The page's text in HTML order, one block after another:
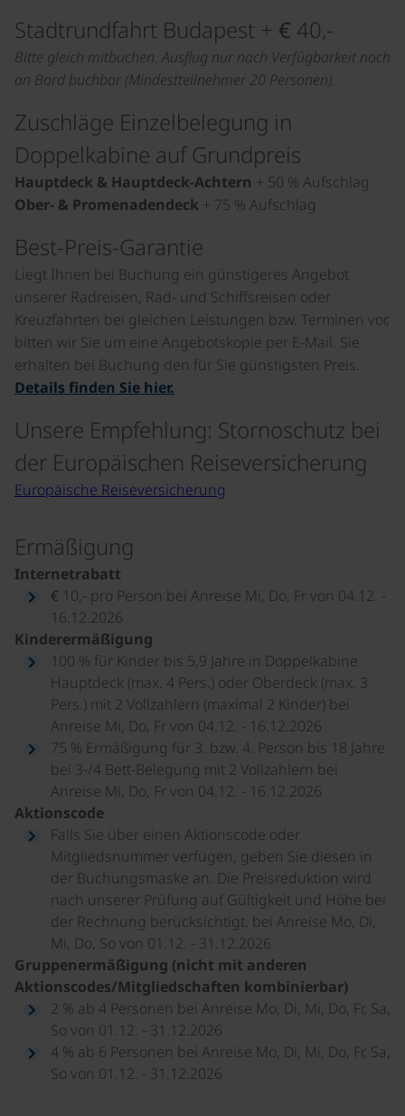
Stadtrundfahrt Budapest + € 40,-
Bitte gleich mitbuchen. Ausflug nur nach Verfügbarkeit noch
an Bord buchbar (Mindestteilnehmer 20 Personen).
Zuschläge Einzelbelegung in
Doppelkabine auf Grundpreis
Hauptdeck & Hauptdeck-Achtern + 50 % Aufschlag
Ober- & Promenadendeck + 75 % Aufschlag
Best-Preis-Garantie
Liegt Ihnen bei Buchung ein günstigeres Angebot
unserer Radreisen, Rad- und Schiffsreisen oder
Kreuzfahrten bei gleichen Leistungen bzw. Terminen vor,
bitten wir Sie um eine Angebotskopie per E-Mail. Sie
erhalten bei Buchung den für Sie günstigsten Preis.
Details finden Sie hier.
Unsere Empfehlung: Stornoschutz bei
der Europäischen Reiseversicherung
Europäische Reiseversicherung
Ermäßigung
Internetrabatt
€ 10,- pro Person bei Anreise Mi, Do, Fr von 04.12. -
16.12.2026
Kinderermäßigung
100 % für Kinder bis 5,9 Jahre in Doppelkabine
Hauptdeck (max. 4 Pers.) oder Oberdeck (max. 3
Pers.) mit 2 Vollzahlern (maximal 2 Kinder) bei
Anreise Mi, Do, Fr von 04.12. - 16.12.2026
75 % Ermäßigung für 3. bzw. 4. Person bis 18 Jahre
bei 3-/4 Bett-Belegung mit 2 Vollzahlern bei
Anreise Mi, Do, Fr von 04.12. - 16.12.2026
Aktionscode
Falls Sie über einen Aktionscode oder
Mitgliedsnummer verfügen, geben Sie diesen in
der Buchungsmaske an. Die Preisreduktion wird
nach unserer Prüfung auf Gültigkeit und Höhe bei
der Rechnung berücksichtigt. bei Anreise Mo, Di,
Mi, Do, So von 01.12. - 31.12.2026
Gruppenermäßigung (nicht mit anderen
Aktionscodes/Mitgliedschaften kombinierbar)
2 % ab 4 Personen bei Anreise Mo, Di, Mi, Do, Fr, Sa,
So von 01.12. - 31.12.2026
4 % ab 6 Personen bei Anreise Mo, Di, Mi, Do, Fr, Sa,
So von 01.12. - 31.12.2026